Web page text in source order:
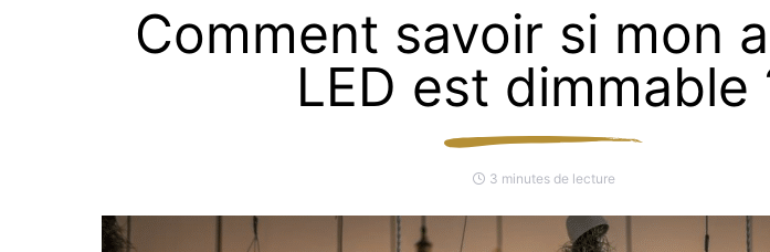
Comment savoir si mon
LED est dimmable
3 minutes de lecture